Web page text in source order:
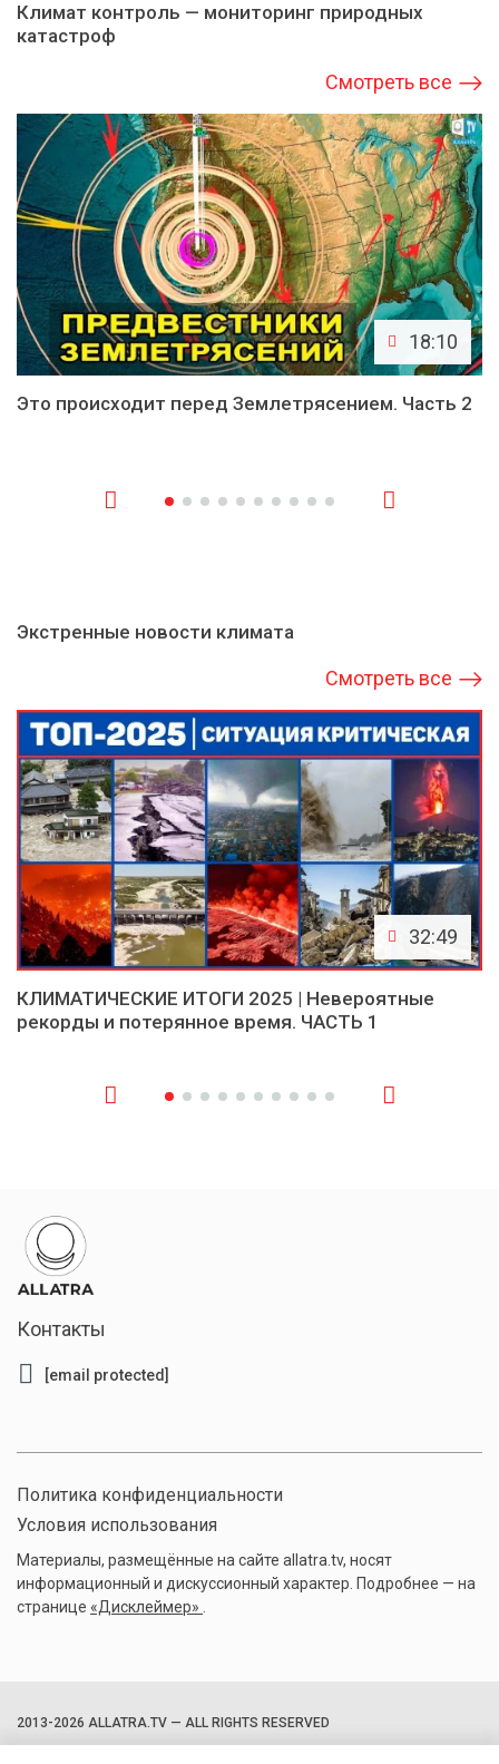
Климат контроль — мониторинг природных
катастроф
Смотреть все
18:10
Это происходит перед Землетрясением. Часть 2
Экстренные новости климата
Смотреть все
32:49
КЛИМАТИЧЕСКИЕ ИТОГИ 2025 | Невероятные
рекорды и потерянное время. ЧАСТЬ 1
Контакты
[email protected]
Политика конфиденциальности
Условия использования
Материалы, размещённые на сайте allatra.tv, носят
информационный и дискуссионный характер. Подробнее — на
странице «Дисклеймер»
2013-2026 ALLATRA.TV — ALL RIGHTS RESERVED